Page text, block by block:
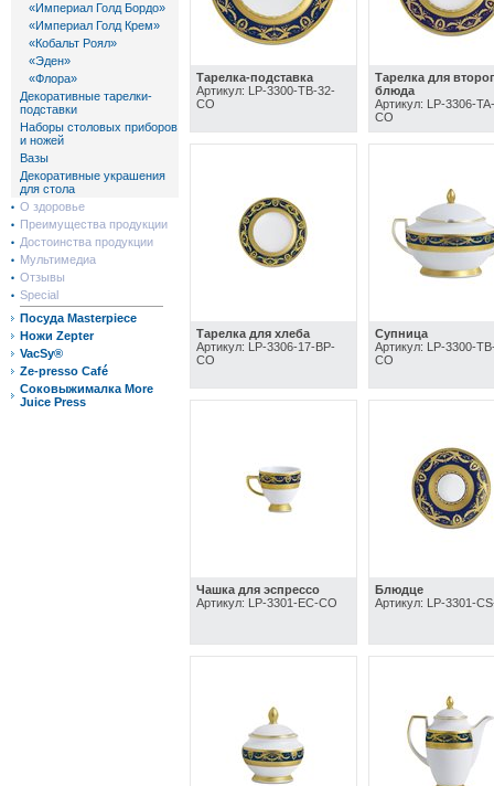
«Империал Голд Бордо»
«Империал Голд Крем»
«Кобальт Роял»
«Эден»
«Флора»
Декоративные тарелки-
подставки
Наборы столовых приборов
и ножей
Вазы
Декоративные украшения
для стола
О здоровье
Преимущества продукции
Достоинства продукции
Мультимедиа
Отзывы
Special
Посуда Masterpiece
Ножи Zepter
VacSy®
Ze-presso Café
Соковыжималка More
Juice Press
Тарелка-подставка
Артикул: LP-3300-TB-32-
CO
Тарелка для
блюда
Артикул: LP-3306-
CO
Тарелка для хлеба
Артикул: LP-3306-17-BP-
CO
Супница
Артикул: LP-3300-
CO
Чашка для эспрессо
Артикул: LP-3301-EC-CO
Блюдце
Артикул: LP-3301-